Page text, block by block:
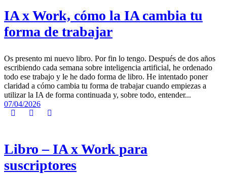
IA x Work, cómo la IA cambia tu
forma de trabajar
Os presento mi nuevo libro. Por fin lo tengo. Después de dos años
escribiendo cada semana sobre inteligencia artificial, he ordenado
todo ese trabajo y le he dado forma de libro. He intentado poner
claridad a cómo cambia tu forma de trabajar cuando empiezas a
utilizar la IA de forma continuada y, sobre todo, entender...
07/04/2026
Libro – IA x Work para
suscriptores